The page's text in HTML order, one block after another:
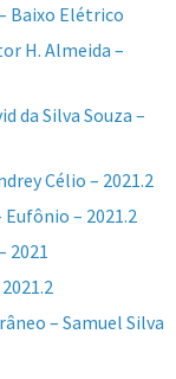
Baixo Elétrico
H. Almeida –
da Silva Souza –
Célio – 2021.2
– 2021.2
2021
– Samuel Silva